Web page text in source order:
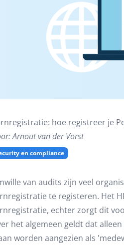
hoe registreer je
Arnout van der Vorst
en compliance
van audits zijn veel
te registeren. Het
echter zorgt dit
het algemeen geldt dat
worden aangezien als